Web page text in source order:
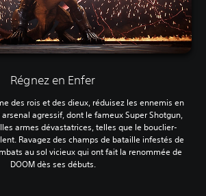
Régnez en Enfer
des rois et des dieux, réduisez les ennemis en
arsenal agressif, dont le fameux Super Shotgun,
armes dévastatrices, telles que le bouclier-
Ravagez des champs de bataille infestés de
au sol vicieux qui ont fait la renommée de
DOOM dès ses débuts.